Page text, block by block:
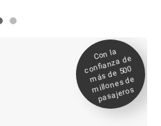
Con la
confianza de
más de 500
millones de
pasajeros